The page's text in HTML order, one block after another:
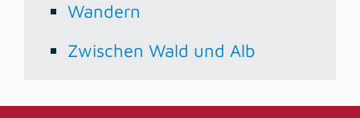
Wandern
Zwischen Wald und Alb